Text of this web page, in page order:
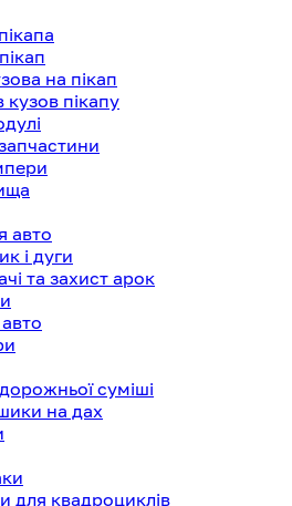
на пікап
кузов пікапу
авто
і дуги
та захист арок
авто
суміші
на дах
для квадроциклів